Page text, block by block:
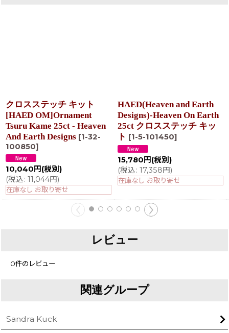
クロスステッチ キット
[HAED OM]Ornament
Tsuru Kame 25ct - Heaven
And Earth Designs [1-32-
100850]
10,040 円 (税別)
(税込: 11,044円)
在庫なし お取り寄せ
HAED(Heaven and Earth
Designs)-Heaven On Earth
25ct クロスステッチ キッ
ト [1-5-101450]
15,780 円 (税別)
(税込: 17,358円)
在庫なし お取り寄せ
レビュー
0件のレビュー
関連グループ
Sandra Kuck